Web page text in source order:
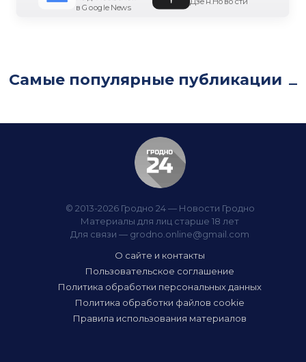
в Google News
Самые популярные публикации
© 2013-2026 Гродно 24 — Новости Гродно
Материалы для лиц старше 18 лет
Для связи — grodno.online@gmail.com
О сайте и контакты
Пользовательское соглашение
Политика обработки персональных данных
Политика обработки файлов cookie
Правила использования материалов